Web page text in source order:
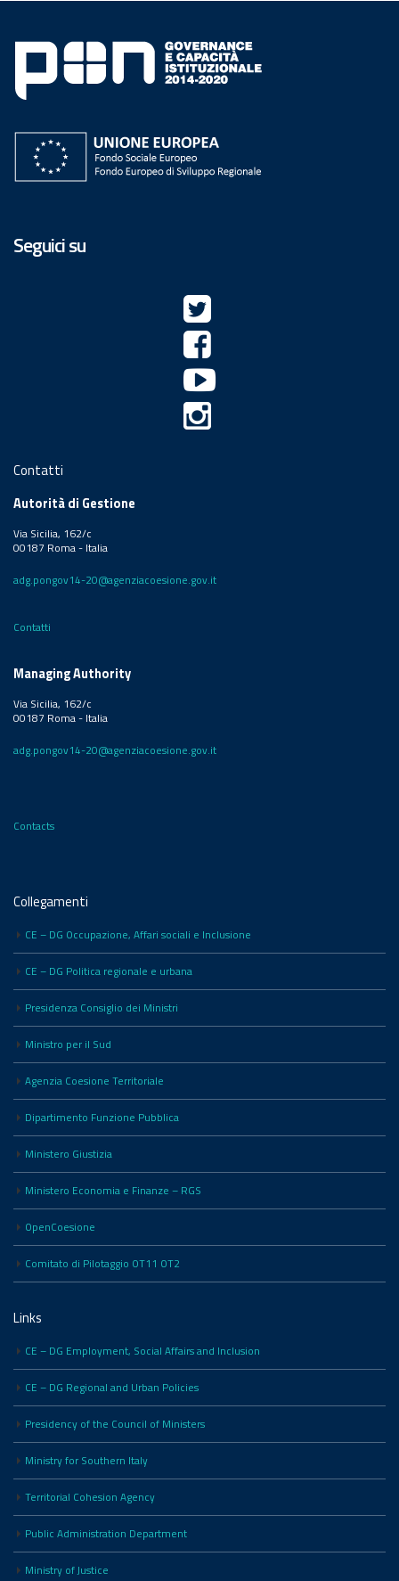
Seguici su
Contatti
Autorità di Gestione
Via Sicilia, 162/c
00187 Roma - Italia
adg.pongov14-20@agenziacoesione.gov.it
Contatti
Managing Authority
Via Sicilia, 162/c
00187 Roma - Italia
adg.pongov14-20@agenziacoesione.gov.it
Contacts
Collegamenti
CE – DG Occupazione, Affari sociali e Inclusione
CE – DG Politica regionale e urbana
Presidenza Consiglio dei Ministri
Ministro per il Sud
Agenzia Coesione Territoriale
Dipartimento Funzione Pubblica
Ministero Giustizia
Ministero Economia e Finanze – RGS
OpenCoesione
Comitato di Pilotaggio OT11 OT2
Links
CE – DG Employment, Social Affairs and Inclusion
CE – DG Regional and Urban Policies
Presidency of the Council of Ministers
Ministry for Southern Italy
Territorial Cohesion Agency
Public Administration Department
Ministry of Justice